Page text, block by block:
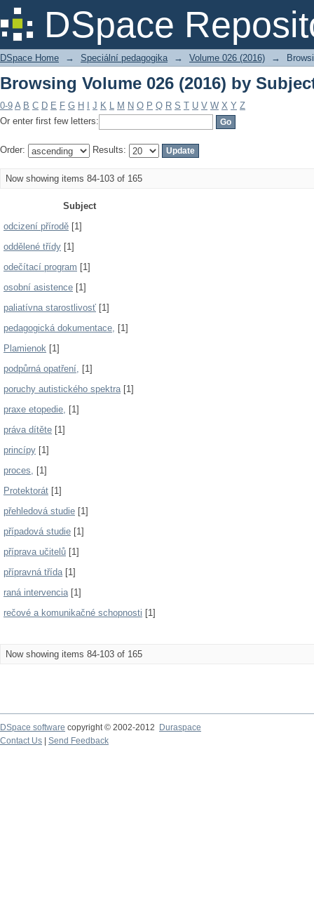
DSpace
Browsing Volume 026 (2016) by
DSpace Home → Speciální pedagogika → Volume 026 (2016) →
Browsing Volume 026 (2016) by
0-9 A B C D E F G H J K L M N O P Q R S T U V W X Y Z
Or enter first few letters:
Order: Results:
Now showing items 84-103 of 165
Subject
odcizení přírodě [1]
oddělené třídy [1]
odečítací program [1]
osobní asistence [1]
paliatívna starostlivosť [1]
pedagogická dokumentace, [1]
Plamienok [1]
podpůrná opatření, [1]
poruchy autistického spektra[1]
praxe etopedie, [1]
práva dítěte [1]
princípy [1]
proces, [1]
Protektorát [1]
přehledová studie [1]
případová studie [1]
příprava učitelů [1]
přípravná třída[1]
raná intervencia[1]
rečové a komunikačné schopnosti [1]
Now showing items 84-103 of 165
DSpace software copyright © 2002-2012
Duraspace
Contact Us
Send Feedback